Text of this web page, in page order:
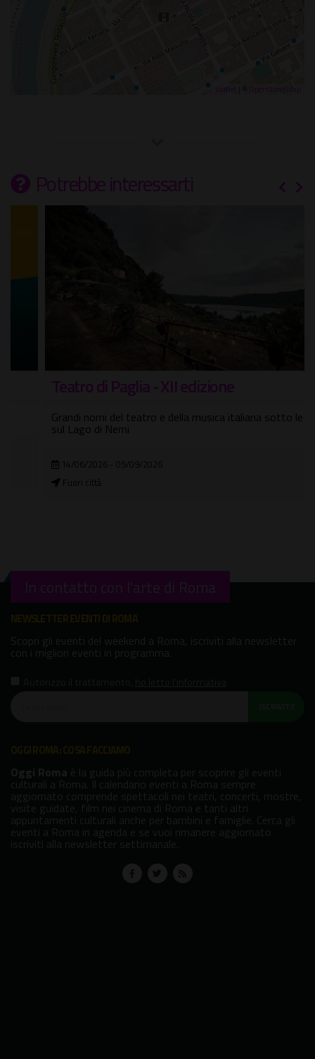
Leaflet
Potrebbe interessarti
Teatro di Paglia - XII edizione
Grandi nomi del teatro e della musica italiana sotto le stelle
sul Lago di Nemi
14/06/2026 - 05/09/2026
Fuori città
In contatto con l'arte di Roma